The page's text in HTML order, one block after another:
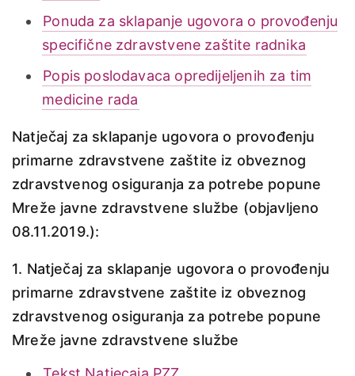
Ponuda za sklapanje ugovora o provođenju
specifične zdravstvene zaštite radnika
Popis poslodavaca opredijeljenih za tim
medicine rada
Natječaj za sklapanje ugovora o provođenju
primarne zdravstvene zaštite iz obveznog
zdravstvenog osiguranja za potrebe popune
Mreže javne zdravstvene službe (objavljeno
08.11.2019.):
1. Natječaj za sklapanje ugovora o provođenju
primarne zdravstvene zaštite iz obveznog
zdravstvenog osiguranja za potrebe popune
Mreže javne zdravstvene službe